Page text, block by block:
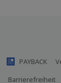
PAYBACK
Barrierefreiheit